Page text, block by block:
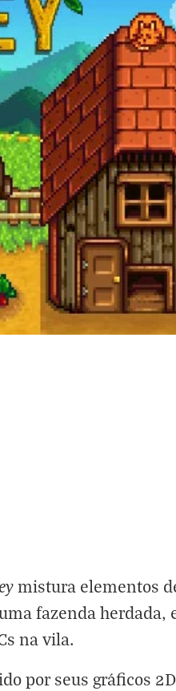
mistura elementos
fazenda
na vila.
por seus gráficos